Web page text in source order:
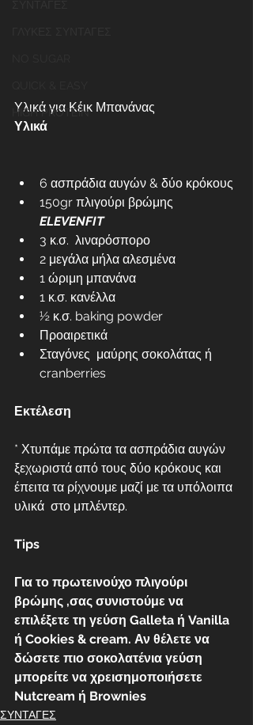
HIGH PROTEIN
Υλικά για Κέικ Μπανάνας
Υλικά
6 ασπράδια αυγών & δύο κρόκους
150gr πλιγούρι βρώμης
ELEVENFIT
3 κ.σ.  λιναρόσπορο
2 μεγάλα μήλα αλεσμένα
1 ώριμη μπανάνα
1 κ.σ. κανέλλα
½ κ.σ. baking powder
Προαιρετικά
Σταγόνες  μαύρης σοκολάτας ή
cranberries
Εκτέλεση
* Χτυπάμε πρώτα τα ασπράδια αυγών
ξεχωριστά από τους δύο κρόκους και
έπειτα τα ρίχνουμε μαζί με τα υπόλοιπα
υλικά  στο μπλέντερ.
Tips
Για το πρωτεινούχο πλιγούρι
βρώμης ,σας συνιστούμε να
επιλέξετε τη γεύση Galleta ή Vanilla
ή Cookies & cream. Αν θέλετε να
δώσετε πιο σοκολατένια γεύση
μπορείτε να χρεισημοποιήσετε
Nutcream ή Brownies
ΣΥΝΤΑΓΕΣ